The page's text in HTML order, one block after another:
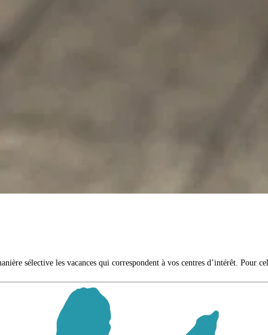
sélective les vacances qui correspondent à vos centres d’intérêt. Pour